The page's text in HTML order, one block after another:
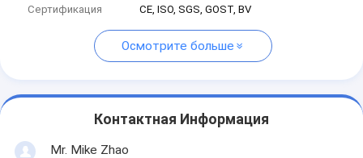
Сертификация CE, ISO, SGS, GOST, BV
Осмотрите больше
Контактная Информация
Mr. Mike Zhao